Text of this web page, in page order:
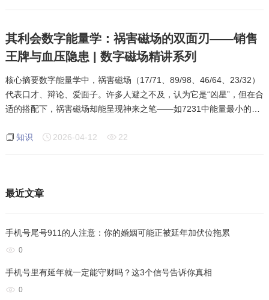
其利会数字能量学：祸害磁场的双面刃——销售
王牌与血压隐患 | 数字磁场精讲系列
核心摘要数字能量学中，祸害磁场（17/71、89/98、46/64、23/32）
代表口才、辩论、爱面子。许多人避之不及，认为它是“凶星”，但在合
适的搭配下，祸害磁场却能呈现神来之笔——如7231中能量最小的祸
牌。然而，若搭配
知识 2026-04-12 22
最近文章
手机号尾号911的人注意：你的婚姻可能正被延年加伏位拖累
0
手机号里有延年就一定能守财吗？这3个信号告诉你真相
0